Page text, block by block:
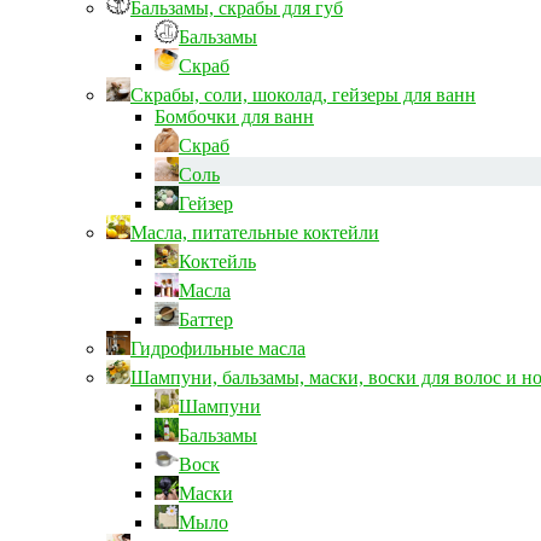
Бальзамы, скрабы для губ
Бальзамы
Скраб
Скрабы, соли, шоколад, гейзеры для ванн
Бомбочки для ванн
Скраб
Соль
Гейзер
Масла, питательные коктейли
Коктейль
Масла
Баттер
Гидрофильные масла
Шампуни, бальзамы, маски, воски для волос и
Шампуни
Бальзамы
Воск
Маски
Мыло